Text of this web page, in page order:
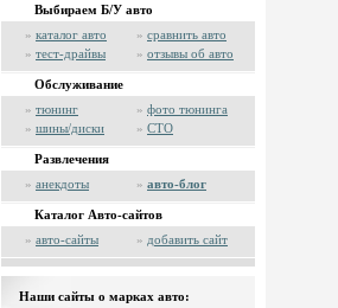
Выбираем Б/У авто
» каталог авто » сравнить авто
» тест-драйвы » отзывы об авто
Обслуживание
» тюнинг » фото тюнинга
» шины/диски » СТО
Развлечения
» анекдоты » авто-блог
Каталог Авто-сайтов
» авто-сайты » добавить сайт
Наши сайты о марках авто: